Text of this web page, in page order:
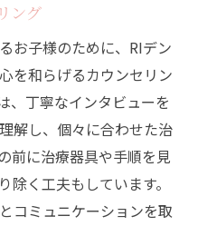
ング
お子様のために、RIデン
を和らげるカウンセリン
、丁寧なインタビューを
解し、個々に合わせた治
前に治療器具や手順を見
く工夫もしています。
コミュニケーションを取